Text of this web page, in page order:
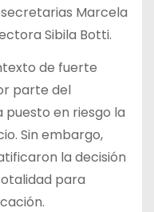
Marcela
Sibila Botti.
de fuerte
parte del
puesto en riesgo la
Sin embargo,
la decisión
para